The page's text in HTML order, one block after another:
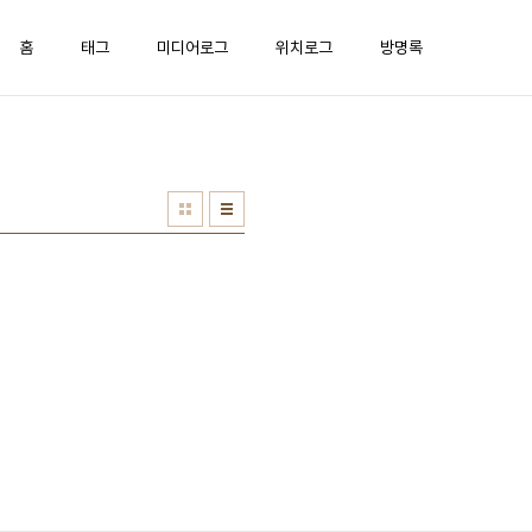
홈 태그 미디어로그 위치로그 방명록